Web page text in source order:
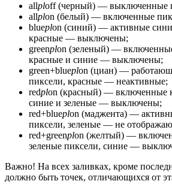
allploff (черный) — выключенные
allplon (белый) — включенные
blueplon (синий) — активные
красные — выключены;
greenplon (зеленый) —
красные и синие — выключены;
green+blueplon (циан) —
пиксели, красные — неактивные;
redplon (красный) — включенные
синие и зеленые — выключены;
red+blueplon (маджента) —
пиксели, зеленые — не
red+greenplon (желтый) —
зеленые пиксели, синие —
Важно! На всех заливках, кроме
должно быть точек, отличающихся от